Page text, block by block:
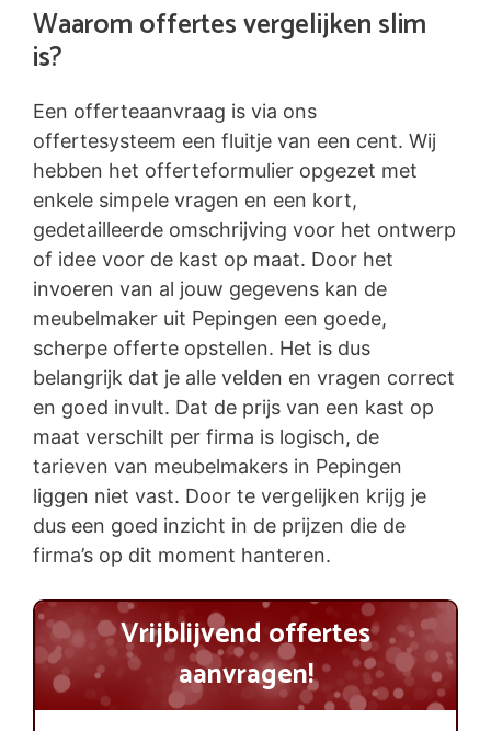
Waarom offertes vergelijken slim
is?
Een offerteaanvraag is via ons
offertesysteem een fluitje van een cent. Wij
hebben het offerteformulier opgezet met
enkele simpele vragen en een kort,
gedetailleerde omschrijving voor het ontwerp
of idee voor de kast op maat. Door het
invoeren van al jouw gegevens kan de
meubelmaker uit Pepingen een goede,
scherpe offerte opstellen. Het is dus
belangrijk dat je alle velden en vragen correct
en goed invult. Dat de prijs van een kast op
maat verschilt per firma is logisch, de
tarieven van meubelmakers in Pepingen
liggen niet vast. Door te vergelijken krijg je
dus een goed inzicht in de prijzen die de
firma’s op dit moment hanteren.
Vrijblijvend offertes
aanvragen!